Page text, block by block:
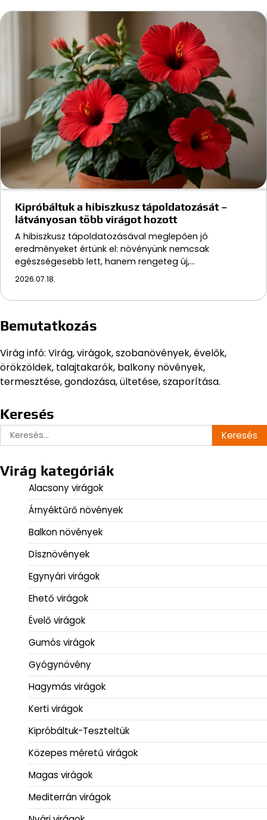
Kipróbáltuk a hibiszkusz tápoldatozását –
látványosan több virágot hozott
A hibiszkusz tápoldatozásával meglepően jó
eredményeket értünk el: növényünk nemcsak
egészségesebb lett, hanem rengeteg új,…
2026.07.18.
Bemutatkozás
Virág infó: Virág, virágok, szobanövények, évelők,
örökzöldek, talajtakarók, balkony növények,
termesztése, gondozása, ültetése, szaporítása.
Keresés
Keresés:
Virág kategóriák
Alacsony virágok
Árnyéktűrő növények
Balkon növények
Dísznövények
Egynyári virágok
Ehető virágok
Évelő virágok
Gumós virágok
Gyógynövény
Hagymás virágok
Kerti virágok
Kipróbáltuk-Teszteltük
Közepes méretű virágok
Magas virágok
Mediterrán virágok